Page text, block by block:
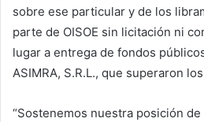
sobre ese particular y de los
parte de OISOE sin licitación ni
lugar a entrega de fondos
ASIMRA, S.R.L., que superaron
“Sostenemos nuestra posición